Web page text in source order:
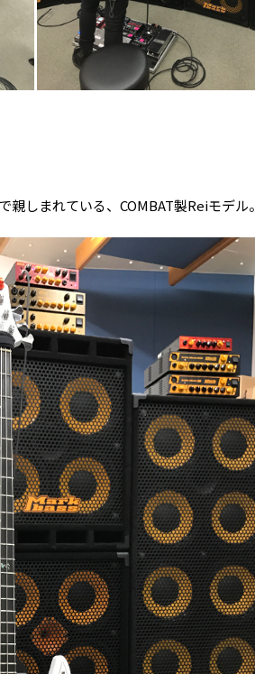
しまれている、COMBAT製Reiモデル。